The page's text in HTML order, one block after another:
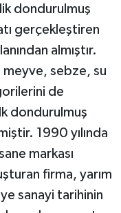
dondurulmuş
gerçekleştiren
almıştır.
sebze, su
de
dondurulmuş
1990 yılında
markası
firma, yarım
sanayi tarihinin